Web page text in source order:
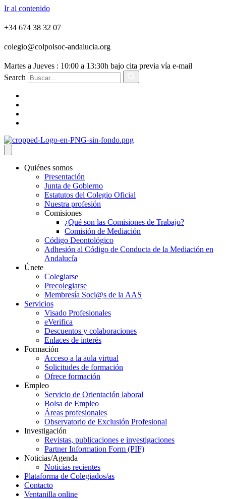
Ir al contenido
+34 674 38 32 07
colegio@colpolsoc-andalucia.org
Martes a Jueves : 10:00 a 13:30h bajo cita previa vía e-mail
Search
Quiénes somos
Presentación
Junta de Gobierno
Estatutos del Colegio Oficial
Nuestra profesión
Comisiones
¿Qué son las Comisiones de Trabajo?
Comisión de Mediación
Código Deontológico
Adhesión al Código de Conducta de la Mediación en
Andalucía
Únete
Colegiarse
Precolegiarse
Membresía Soci@s de la AAS
Servicios
Visado Profesionales
eVerifica
Descuentos y colaboraciones
Enlaces de interés
Formación
Acceso a la aula virtual
Solicitudes de formación
Ofrece formación
Empleo
Servicio de Orientación laboral
Bolsa de Empleo
Áreas profesionales
Observatorio de Exclusión Profesional
Investigación
Revistas, publicaciones e investigaciones
Partner Information Form (PIF)
Noticias/Agenda
Noticias recientes
Plataforma de Colegiados/as
Contacto
Ventanilla online